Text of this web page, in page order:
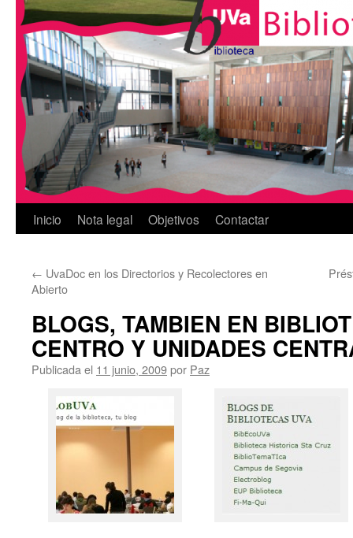
Inicio Nota legal Objetivos Contactar
← UvaDoc en los Directorios y Recolectores en
Abierto
BLOGS, TAMBIEN EN
CENTRO Y UNIDADES
Publicada el 11 junio, 2009por Paz